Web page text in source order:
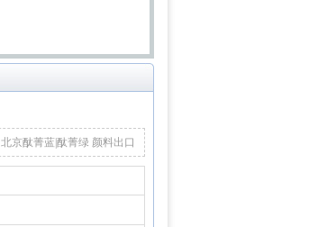
北京酞菁蓝|酞菁绿 颜料出口